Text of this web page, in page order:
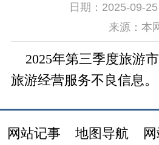
日期：2025-09-
来源：本
2025年第三季度旅游
旅游经营服务不良信息。
网站记事 地图导航